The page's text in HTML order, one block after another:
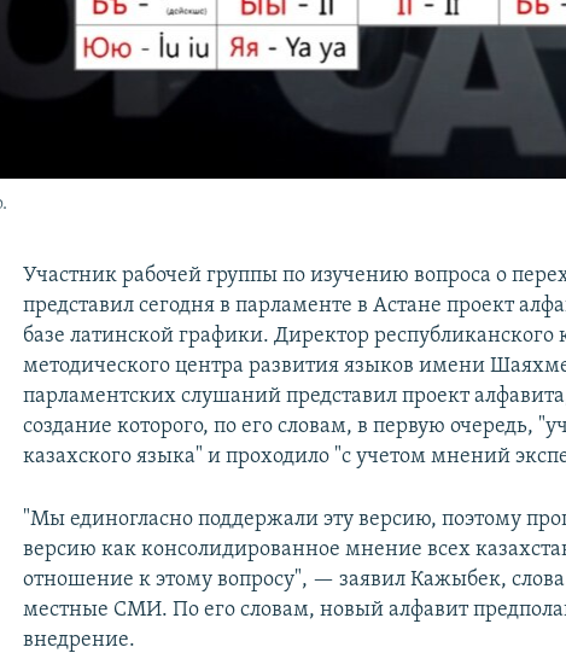
Участник рабочей группы по изучению вопроса о
представил сегодня в парламенте в Астане проект
базе латинской графики. Директор
методического центра развития языков имени
парламентских слушаний представил проект
создание которого, по его словам, в первую очередь,
казахского языка" и проходило "с учетом мнений
"Мы единогласно поддержали эту версию, поэтому
версию как консолидированное мнение всех
отношение к этому вопросу", — заявил Кажыбек, слова
местные СМИ. По его словам, новый алфавит
внедрение.